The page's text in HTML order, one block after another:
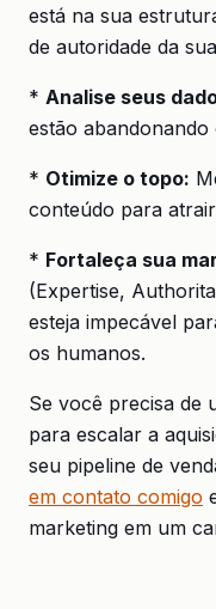
está na sua
de autoridade da
* Analise seus
estão abandonando
* Otimize o topo:
conteúdo para
* Fortaleça sua
(Expertise,
esteja impecável
os humanos.
Se você precisa de
para escalar a
seu pipeline de
em contato comigo
marketing em um